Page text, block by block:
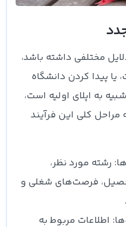
مختلفی داشته باشد،
یا پیدا کردن دانشگاه
به اپلای اولیه است،
مراحل کلی این فرآیند
رشته مورد نظر،
فرصت‌های شغلی و
اطلاعات مربوط به